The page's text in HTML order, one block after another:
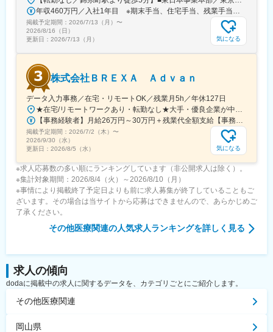
います）が発生します。
※国内出張の頻度は1~3回/年です。(一部海外出張の場合がござい
ます。）
30代～40代で構成されています。
お子様がおられる社員が多く、在宅勤務のため子育てしながらキ
ャリアを築ける環境です。
こちらの組織には、内資外資の製薬企業でのCMC業務の経験者や
研究所での経験、CMC薬事の経験者が多いです。
変更の範囲：会社の定める業務
掲載予定期間： 2026/7/13（月） 〜
2026/8/16（日）
更新日： 2026/7/13（月） 気になる
株式会社ＢＲＥＸＡ Ａｄｖａｎ
データ入力事務／在宅・リモートOK／残業月5h／年休127日
掲載予定期間： 2026/7/2（木） 〜
2026/9/30（水）
更新日： 2026/8/5（水） 気になる
※求人応募数の多い順にランキングしています（非公開求人は除く）。
※集計対象期間：2026/8/4（火）～2026/8/10（月）
※事情により掲載終了予定日よりも前に求人募集が終了していることもご
ざいます。その場合は当サイトから応募はできませんので、あらかじめご
了承ください。
その他医療関連の人気求人ランキングを詳しく見る
求人の傾向
dodaに掲載中の求人に関するデータを、カテゴリごとにご紹介します。
その他医療関連
岡山県